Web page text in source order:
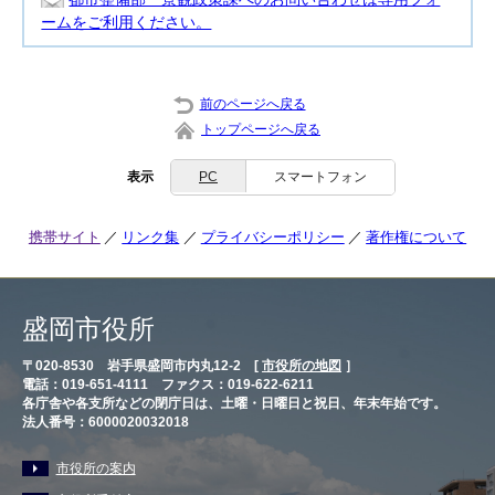
ームをご利用ください。
前のページへ戻る
トップページへ戻る
表示 PC スマートフォン
携帯サイト リンク集 プライバシーポリシー 著作権について
盛岡市役所
〒020-8530 岩手県盛岡市内丸12-2 [ 市役所の地図 ］
電話：019-651-4111 ファクス：019-622-6211
各庁舎や各支所などの閉庁日は、土曜・日曜日と祝日、年末年始です。
法人番号：6000020032018
市役所の案内